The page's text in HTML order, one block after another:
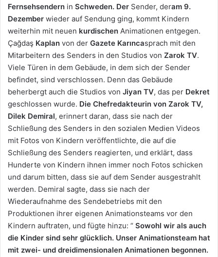
Fernsehsendern in Schweden. Der Sender, deram 9.
Dezember wieder auf Sendung ging, kommt Kindern
weiterhin mit neuen kurdischen Animationen entgegen.
Çağdaş Kaplan von der Gazete Karıncasprach mit den
Mitarbeitern des Senders in den Studios von Zarok TV.
Viele Türen in dem Gebäude, in dem sich der Sender
befindet, sind verschlossen. Denn das Gebäude
beherbergt auch die Studios von Jiyan TV, das per Dekret
geschlossen wurde. Die Chefredakteurin von Zarok TV,
Dilek Demiral, erinnert daran, dass sie nach der
Schließung des Senders in den sozialen Medien Videos
mit Fotos von Kindern veröffentlichte, die auf die
Schließung des Senders reagierten, und erklärt, dass
Hunderte von Kindern ihnen immer noch Fotos schicken
und darum bitten, dass sie auf dem Sender ausgestrahlt
werden. Demiral sagte, dass sie nach der
Wiederaufnahme des Sendebetriebs mit den
Produktionen ihrer eigenen Animationsteams vor den
Kindern auftraten, und fügte hinzu: “ Sowohl wir als auch
die Kinder sind sehr glücklich. Unser Animationsteam hat
mit zwei- und dreidimensionalen Animationen begonnen.